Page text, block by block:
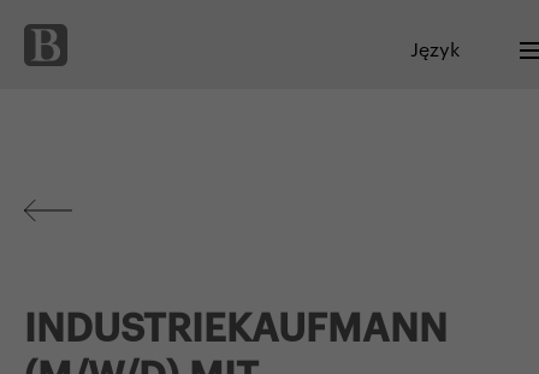
Język
INDUSTRIEKAUFMANN